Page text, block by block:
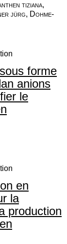
tiziana,
jürg, Dohme-
forme
anions
le
en
la
production